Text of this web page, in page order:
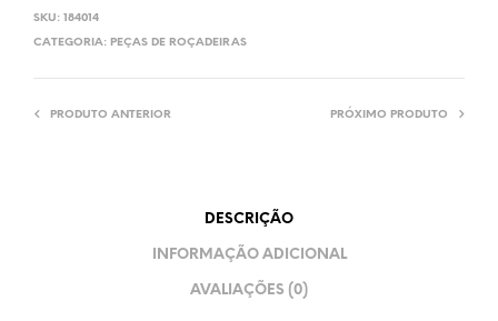
SKU: 184014
CATEGORIA: PEÇAS DE ROÇADEIRAS
PRODUTO ANTERIOR PRÓXIMO PRODUTO
DESCRIÇÃO
INFORMAÇÃO ADICIONAL
AVALIAÇÕES (0)